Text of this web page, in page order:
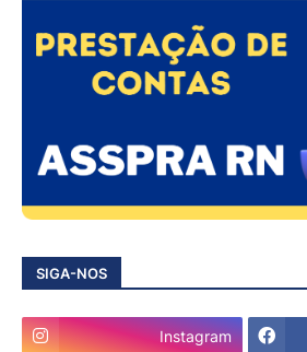
SIGA-NOS
Instagram